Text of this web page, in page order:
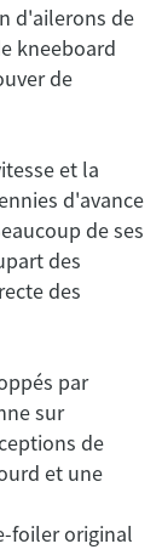
d'ailerons de
kneeboard
de
et la
d'avance
de ses
des
des
par
sur
de
et une
foiler original